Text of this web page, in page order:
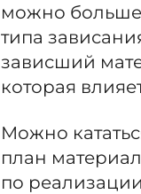
можно больше
типа
зависший
которая
Можно
план
по